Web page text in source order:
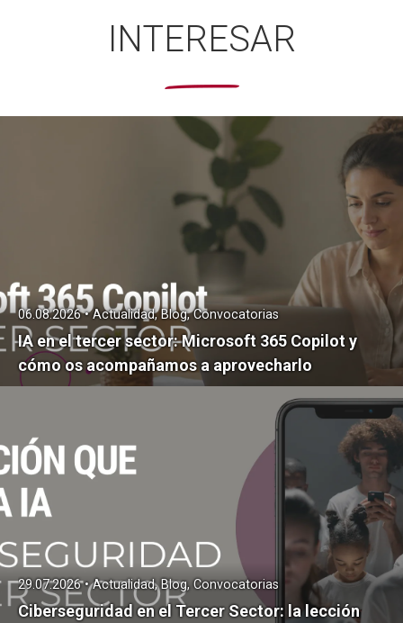
INTERESAR
IA en el tercer sector: Microsoft 365 Copilot y
cómo os acompañamos a aprovecharlo
06.08.2026 • Actualidad, Blog, Convocatorias
Ciberseguridad en el Tercer Sector: la lección
29.07.2026 • Actualidad, Blog, Convocatorias